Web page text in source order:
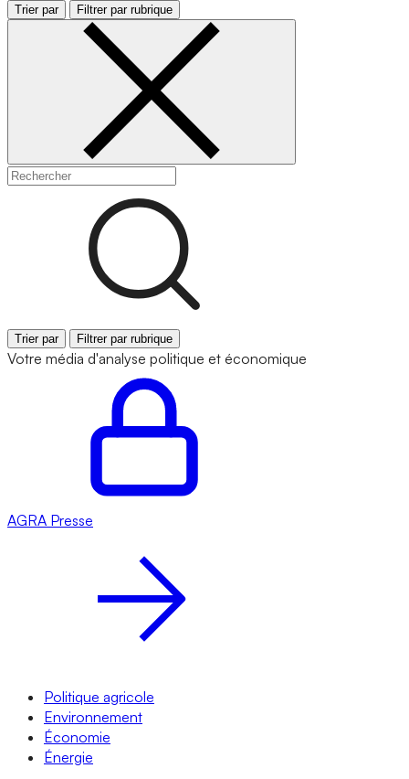
Trier par Filtrer par rubrique
Trier par Filtrer par rubrique
Votre média d'analyse politique et économique
AGRA Presse
Politique agricole
Environnement
Économie
Énergie